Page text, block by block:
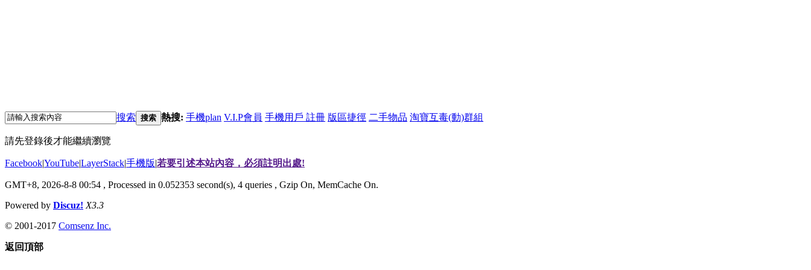
搜索 搜索 熱搜: 手機plan V.I.P會員 手機用戶 註冊 版區捷徑 二手物品 淘寶互毒(動)群組
請先登錄後才能繼續瀏覽
Facebook|YouTube|LayerStack|手機版|若要引述本站內容，必須註明出處!
GMT+8, 2026-8-8 00:54 , Processed in 0.052353 second(s), 4 queries , Gzip On, MemCache On.
Powered by Discuz! X3.3
© 2001-2017 Comsenz Inc.
返回頂部